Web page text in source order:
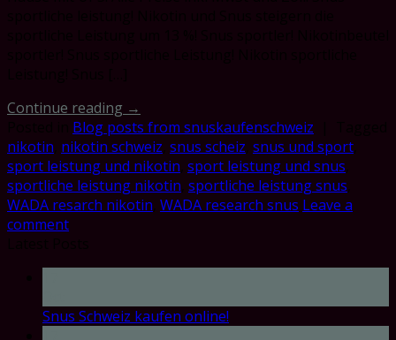
Continue reading →
Blog posts from snuskaufenschweiz
nikotin nikotin schweiz snus scheiz snus und sport
sport leistung und nikotin sport leistung und snus
sportliche leistung nikotin sportliche leistung snus
WADA resarch nikotin WADA research snus Leave a
comment
Snus Schweiz kaufen online!